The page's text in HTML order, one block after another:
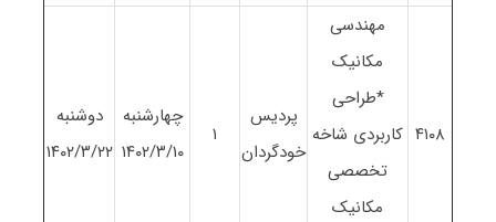
۴١٠٨
مهندسی
مکانیک
*طراحی
کاربردی شاخه
تخصصی
مکانیک
پردیس
خودگردان
١
چهارشنبه
١۴٠٢/٣/١٠
دوشنبه
١۴٠٢/٣/٢٢